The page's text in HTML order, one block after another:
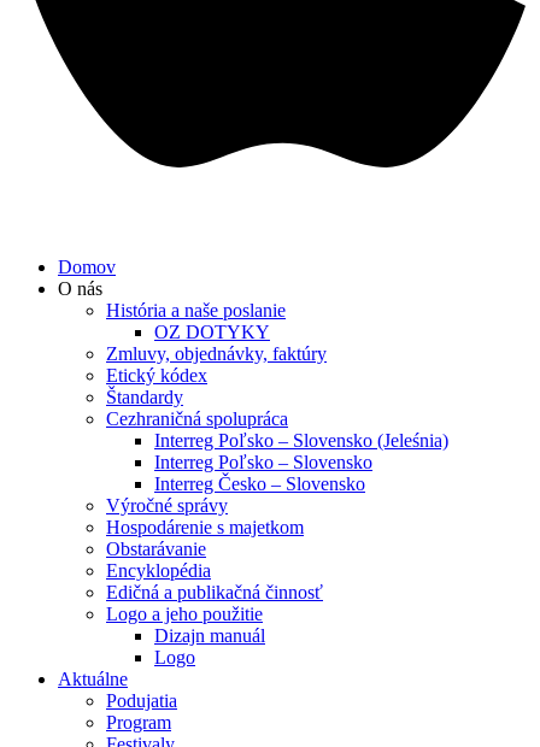
Domov
O nás
História a naše poslanie
OZ DOTYKY
Zmluvy, objednávky, faktúry
Etický kódex
Štandardy
Cezhraničná spolupráca
Interreg Poľsko – Slovensko (Jeleśnia)
Interreg Poľsko – Slovensko
Interreg Česko – Slovensko
Výročné správy
Hospodárenie s majetkom
Obstarávanie
Encyklopédia
Edičná a publikačná činnosť
Logo a jeho použitie
Dizajn manuál
Logo
Aktuálne
Podujatia
Program